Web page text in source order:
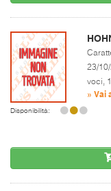
23/
voci,
» Vai
Disponibilità: